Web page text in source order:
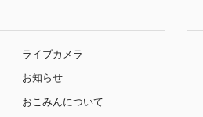
ライブカメラ
お知らせ
おこみんについて